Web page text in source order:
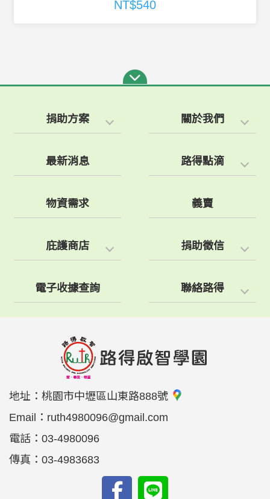
NT$540
捐助方案 關於我們
最新消息 路得點滴
物資需求 義賣
庇護商店 捐助徵信
電子收據查詢 聯絡路得
地址： 桃園市中壢區山東路888號
Email： ruth4980096@gmail.com
電話： 03-4980096
傳真： 03-4983683